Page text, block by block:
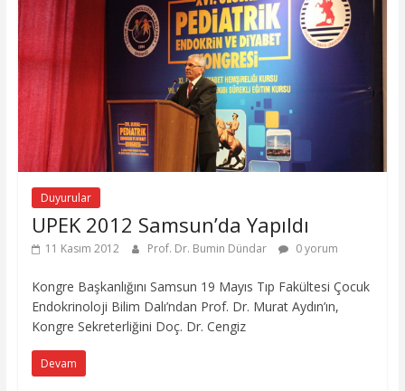
Duyurular
UPEK 2012 Samsun’da Yapıldı
11 Kasım 2012 Prof. Dr. Bumin Dündar 0 yorum
Kongre Başkanlığını Samsun 19 Mayıs Tıp Fakültesi Çocuk
Endokrinoloji Bilim Dalı’ndan Prof. Dr. Murat Aydın’ın,
Kongre Sekreterliğini Doç. Dr. Cengiz
Devam